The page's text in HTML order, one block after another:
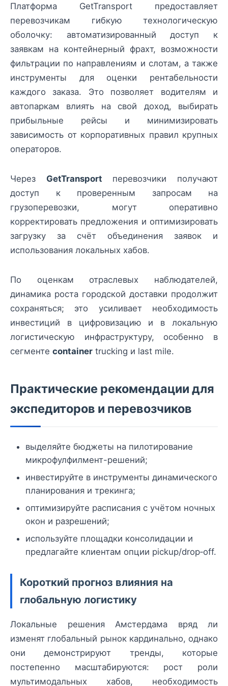
Платформа GetTransport предоставляет
перевозчикам гибкую технологическую
оболочку: автоматизированный доступ к
заявкам на контейнерный фрахт, возможности
фильтрации по направлениям и слотам, а также
инструменты для оценки рентабельности
каждого заказа. Это позволяет водителям и
автопаркам влиять на свой доход, выбирать
прибыльные рейсы и минимизировать
зависимость от корпоративных правил крупных
операторов.
Через GetTransport перевозчики получают
доступ к проверенным запросам на
грузоперевозки, могут оперативно
корректировать предложения и оптимизировать
загрузку за счёт объединения заявок и
использования локальных хабов.
По оценкам отраслевых наблюдателей,
динамика роста городской доставки продолжит
сохраняться; это усиливает необходимость
инвестиций в цифровизацию и в локальную
логистическую инфраструктуру, особенно в
сегменте container trucking и last mile.
Практические рекомендации для
экспедиторов и перевозчиков
выделяйте бюджеты на пилотирование
микрофулфилмент-решений;
инвестируйте в инструменты динамического
планирования и трекинга;
оптимизируйте расписания с учётом ночных
окон и разрешений;
используйте площадки консолидации и
предлагайте клиентам опции pickup/drop‑off.
Короткий прогноз влияния на
глобальную логистику
Локальные решения Амстердама вряд ли
изменят глобальный рынок кардинально, однако
они демонстрируют тренды, которые
постепенно масштабируются: рост роли
мультимодальных хабов, необходимость